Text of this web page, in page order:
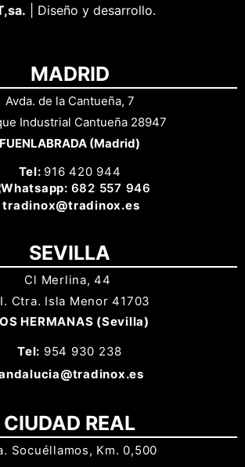
| Diseño y desarrollo.
MADRID
Avda. de la Cantueña, 7
Industrial Cantueña 28947
FUENLABRADA (Madrid)
Tel: 916 420 944
Whatsapp: 682 557 946
tradinox@tradinox.es
SEVILLA
Cl Merlina, 44
Ctra. Isla Menor 41703
HERMANAS (Sevilla)
Tel: 954 930 238
ndalucia@tradinox.es
CIUDAD REAL
Socuéllamos, Km. 0,500